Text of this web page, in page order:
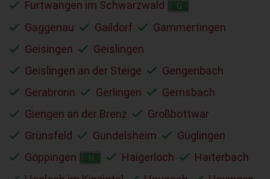
Furtwangen im Schwarzwald G
Gaggenau Gaildorf
Gammertingen
Geisingen
Geislingen
Geislingen an der Steige
Gengenbach
Gerabronn
Gerlingen
Gernsbach
Giengen an der Brenz
Großbottwar
Grünsfeld
Gundelsheim
Güglingen
Göppingen
H Haigerloch
Haiterbach